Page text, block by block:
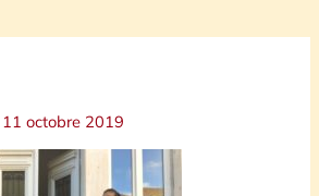
11 octobre 2019